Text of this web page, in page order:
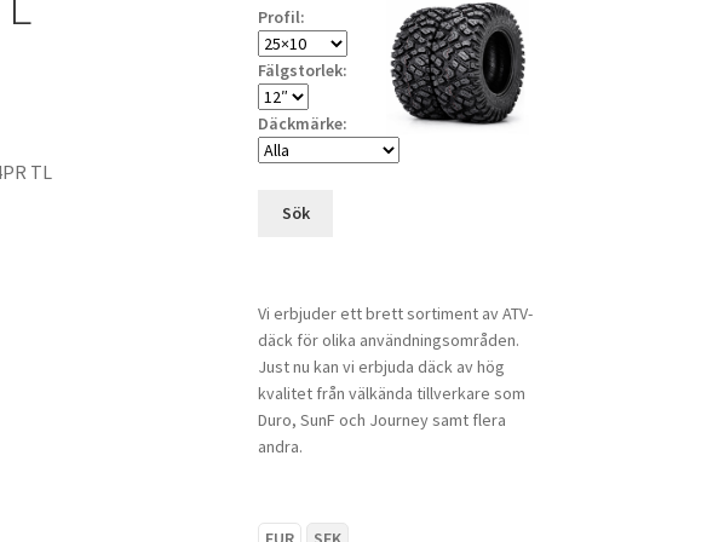
TL
Profil:
Fälgstorlek:
Däckmärke:
Sök
Vi erbjuder ett brett sortiment av ATV-
däck för olika användningsområden.
Just nu kan vi erbjuda däck av hög
kvalitet från välkända tillverkare som
Duro, SunF och Journey samt flera
andra.